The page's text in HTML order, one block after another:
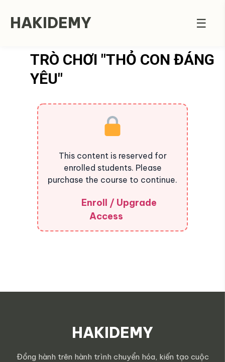
HAKIDEMY ☰
TRÒ CHƠI "THỎ CON ĐÁNG
YÊU"
This content is reserved for
enrolled students. Please
purchase the course to continue.
Enroll / Upgrade
Access
HAKIDEMY
Đồng hành trên hành trình chuyển hóa, kiến tạo cuộc